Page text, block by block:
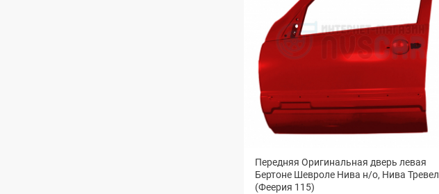
Передняя Оригинальная дверь левая
Бертоне Шевроле Нива н/о, Нива Тревел
(Феерия 115)